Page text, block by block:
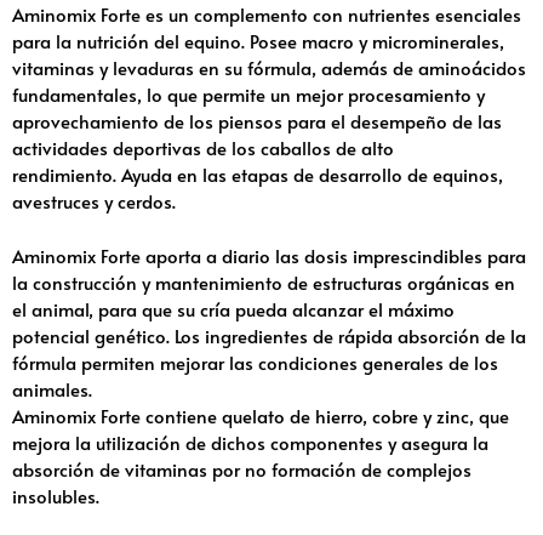
Aminomix Forte es un complemento con nutrientes esenciales
para la nutrición del equino. Posee macro y microminerales,
vitaminas y levaduras en su fórmula, además de aminoácidos
fundamentales, lo que permite un mejor procesamiento y
aprovechamiento de los piensos para el desempeño de las
actividades deportivas de los caballos de alto
rendimiento. Ayuda en las etapas de desarrollo de equinos,
avestruces y cerdos.
Aminomix Forte aporta a diario las dosis imprescindibles para
la construcción y mantenimiento de estructuras orgánicas en
el animal, para que su cría pueda alcanzar el máximo
potencial genético. Los ingredientes de rápida absorción de la
fórmula permiten mejorar las condiciones generales de los
animales.
Aminomix Forte contiene quelato de hierro, cobre y zinc, que
mejora la utilización de dichos componentes y asegura la
absorción de vitaminas por no formación de complejos
insolubles.